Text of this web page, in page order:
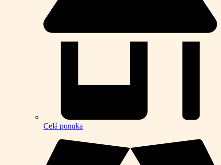
Celá ponuka